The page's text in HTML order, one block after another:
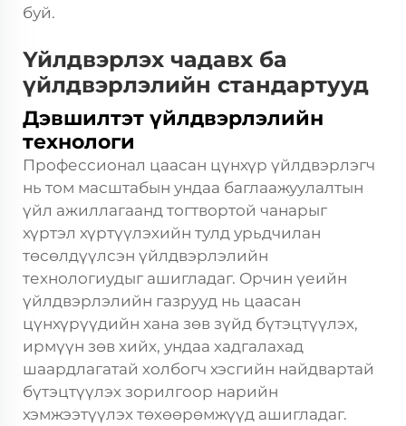
буй.
Үйлдвэрлэх чадавх ба
үйлдвэрлэлийн стандартууд
Дэвшилтэт үйлдвэрлэлийн
технологи
Профессионал цаасан цүнхүр үйлдвэрлэгч
нь том масштабын ундаа баглаажуулалтын
үйл ажиллагаанд тогтвортой чанарыг
хүртэл хүртүүлэхийн тулд урьдчилан
төсөлдүүлсэн үйлдвэрлэлийн
технологиудыг ашигладаг. Орчин үеийн
үйлдвэрлэлийн газрууд нь цаасан
цүнхүрүүдийн хана зөв зүйд бүтэцтүүлэх,
ирмүүн зөв хийх, ундаа хадгалахад
шаардлагатай холбогч хэсгийн найдвартай
бүтэцтүүлэх зорилгоор нарийн
хэмжээтүүлэх төхөөрөмжүүд ашигладаг.